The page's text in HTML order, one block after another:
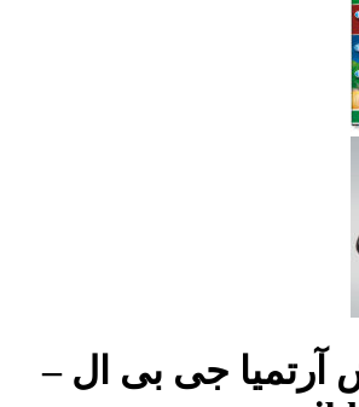
جی بی ال –